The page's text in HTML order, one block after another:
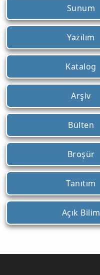
Sunum
Yazılım
Katalog
Arşiv
Bülten
Broşür
Tanıtım
Açık Bilim